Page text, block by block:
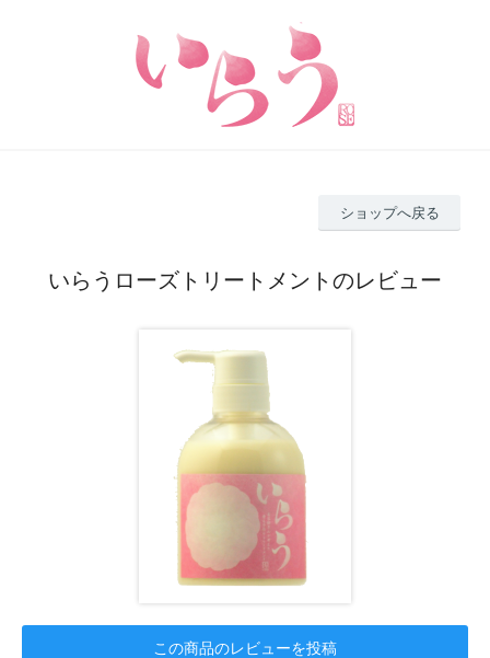
ショップへ戻る
いらうローズトリートメントのレビュー
この商品のレビューを投稿